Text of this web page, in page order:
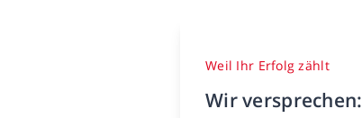
Weil Ihr Erfolg zählt
Wir versprechen: